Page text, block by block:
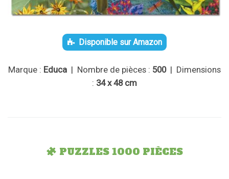
Disponible sur Amazon
Marque : Educa | Nombre de pièces : 500| Dimensions
: 34 x 48 cm
PUZZLES 1000 PIÈCES